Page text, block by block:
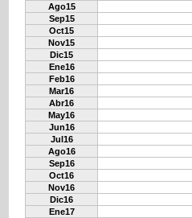
Ago15
Sep15
Oct15
Nov15
Dic15
Ene16
Feb16
Mar16
Abr16
May16
Jun16
Jul16
Ago16
Sep16
Oct16
Nov16
Dic16
Ene17